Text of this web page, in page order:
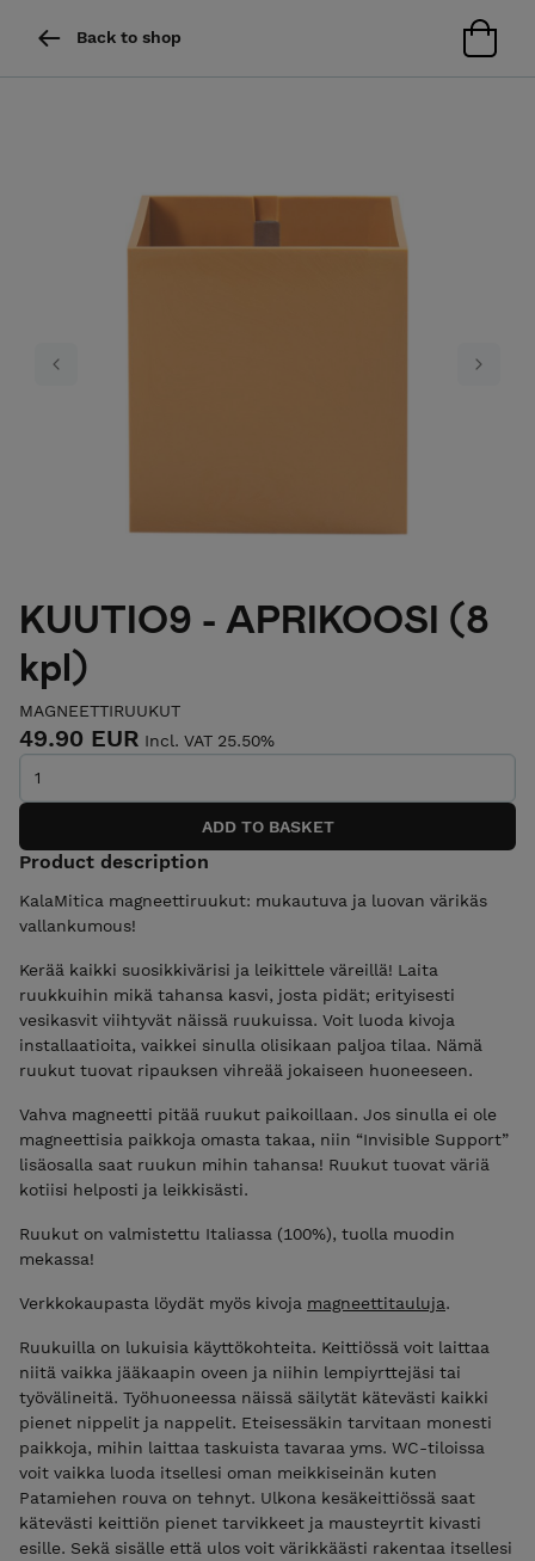
Back to shop
Previous Next
KUUTIO9 - APRIKOOSI (8
kpl)
MAGNEETTIRUUKUT
49.90 EUR Incl. VAT 25.50%
Product description
KalaMitica magneettiruukut: mukautuva ja luovan värikäs
vallankumous!
Kerää kaikki suosikkivärisi ja leikittele väreillä! Laita
ruukkuihin mikä tahansa kasvi, josta pidät; erityisesti
vesikasvit viihtyvät näissä ruukuissa. Voit luoda kivoja
installaatioita, vaikkei sinulla olisikaan paljoa tilaa. Nämä
ruukut tuovat ripauksen vihreää jokaiseen huoneeseen.
Vahva magneetti pitää ruukut paikoillaan. Jos sinulla ei ole
magneettisia paikkoja omasta takaa, niin “Invisible Support”
lisäosalla saat ruukun mihin tahansa! Ruukut tuovat väriä
kotiisi helposti ja leikkisästi.
Ruukut on valmistettu Italiassa (100%), tuolla muodin
mekassa!
Verkkokaupasta löydät myös kivoja magneettitauluja.
Ruukuilla on lukuisia käyttökohteita. Keittiössä voit laittaa
niitä vaikka jääkaapin oveen ja niihin lempiyrttejäsi tai
työvälineitä. Työhuoneessa näissä säilytät kätevästi kaikki
pienet nippelit ja nappelit. Eteisessäkin tarvitaan monesti
paikkoja, mihin laittaa taskuista tavaraa yms. WC-tiloissa
voit vaikka luoda itsellesi oman meikkiseinän kuten
Patamiehen rouva on tehnyt. Ulkona kesäkeittiössä saat
kätevästi keittiön pienet tarvikkeet ja mausteyrtit kivasti
esille. Sekä sisälle että ulos voit värikkäästi rakentaa itsellesi